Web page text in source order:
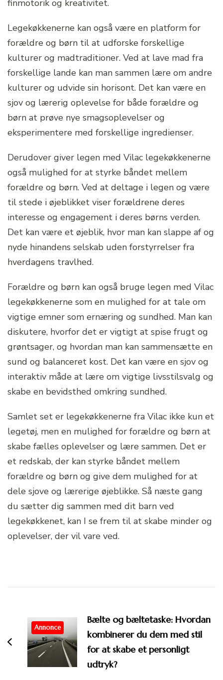
finmotorik og kreativitet.
Legekøkkenerne kan også være en platform for
forældre og børn til at udforske forskellige
kulturer og madtraditioner. Ved at lave mad fra
forskellige lande kan man sammen lære om andre
kulturer og udvide sin horisont. Det kan være en
sjov og lærerig oplevelse for både forældre og
børn at prøve nye smagsoplevelser og
eksperimentere med forskellige ingredienser.
Derudover giver legen med Vilac legekøkkenerne
også mulighed for at styrke båndet mellem
forældre og børn. Ved at deltage i legen og være
til stede i øjeblikket viser forældrene deres
interesse og engagement i deres børns verden.
Det kan være et øjeblik, hvor man kan slappe af og
nyde hinandens selskab uden forstyrrelser fra
hverdagens travlhed.
Forældre og børn kan også bruge legen med Vilac
legekøkkenerne som en mulighed for at tale om
vigtige emner som ernæring og sundhed. Man kan
diskutere, hvorfor det er vigtigt at spise frugt og
grøntsager, og hvordan man kan sammensætte en
sund og balanceret kost. Det kan være en sjov og
interaktiv måde at lære om vigtige livsstilsvalg og
skabe en bevidsthed omkring sundhed.
Samlet set er legekøkkenerne fra Vilac ikke kun et
legetøj, men en mulighed for forældre og børn at
skabe fælles oplevelser og lære sammen. Det er
et redskab, der kan styrke båndet mellem
forældre og børn og give dem mulighed for at
dele sjove og lærerige øjeblikke. Så næste gang
du sætter dig sammen med dit barn ved
legekøkkenet, kan I se frem til at skabe minder og
oplevelser, der vil vare ved.
Annonce
Bælte og bæltetaske: Hvordan
kombinerer du dem med stil
for at skabe et personligt
udtryk?